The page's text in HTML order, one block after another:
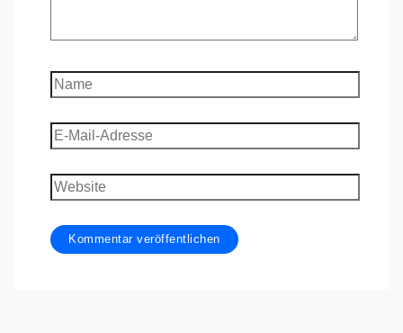
Name
E-
Mail-
Adresse
Website